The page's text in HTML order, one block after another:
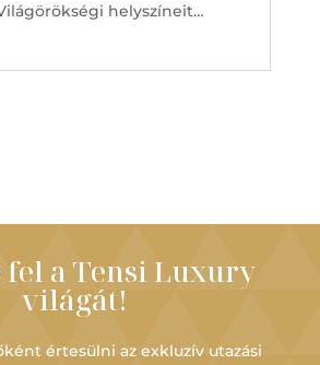
helyszíneit…
fel a Tensi Luxury
világát!
értesülni az exkluzív utazási